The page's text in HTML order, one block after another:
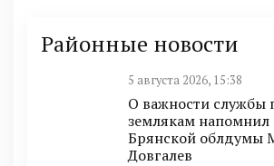
Районные новости
5 августа 2026, 15:38
О важности службы
землякам напомнил
Брянской облдумы
Довгалев